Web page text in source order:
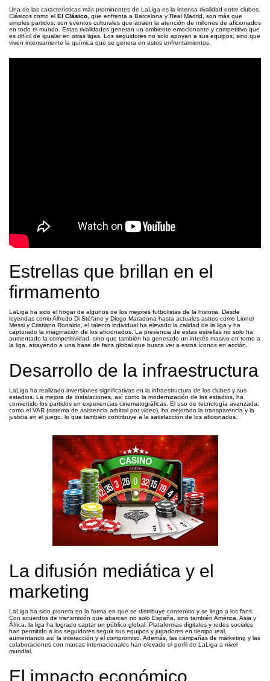
Una de las características más prominentes de LaLiga es la intensa rivalidad entre clubes.
Clásicos como el El Clásico , que enfrenta a Barcelona y Real Madrid, son más que
simples partidos; son eventos culturales que atraen la atención de millones de aficionados
en todo el mundo. Estas rivalidades generan un ambiente emocionante y competitivo que
es difícil de igualar en otras ligas. Los seguidores no solo apoyan a sus equipos, sino que
viven intensamente la química que se genera en estos enfrentamientos.
Estrellas que brillan en el
firmamento
LaLiga ha sido el hogar de algunos de los mejores futbolistas de la historia. Desde
leyendas como Alfredo Di Stéfano y Diego Maradona hasta actuales astros como Lionel
Messi y Cristiano Ronaldo, el talento individual ha elevado la calidad de la liga y ha
capturado la imaginación de los aficionados. La presencia de estas estrellas no solo ha
aumentado la competitividad, sino que también ha generado un interés masivo en torno a
la liga, atrayendo a una base de fans global que busca ver a estos íconos en acción.
Desarrollo de la infraestructura
LaLiga ha realizado inversiones significativas en la infraestructura de los clubes y sus
estadios. La mejora de instalaciones, así como la modernización de los estadios, ha
convertido los partidos en experiencias cinematográficas. El uso de tecnología avanzada,
como el VAR (sistema de asistencia arbitral por video), ha mejorado la transparencia y la
justicia en el juego, lo que también contribuye a la satisfacción de los aficionados.
La difusión mediática y el
marketing
LaLiga ha sido pionera en la forma en que se distribuye contenido y se llega a los fans.
Con acuerdos de transmisión que abarcan no solo España, sino también América, Asia y
África, la liga ha logrado captar un público global. Plataformas digitales y redes sociales
han permitido a los seguidores seguir sus equipos y jugadores en tiempo real,
aumentando así la interacción y el compromiso. Además, las campañas de marketing y las
colaboraciones con marcas internacionales han elevado el perfil de LaLiga a nivel
mundial.
El impacto económico